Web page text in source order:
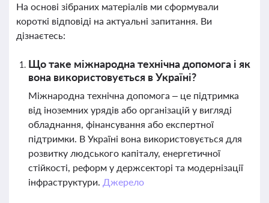
На основі зібраних матеріалів ми сформували
короткі відповіді на актуальні запитання. Ви
дізнаєтесь:
Що таке міжнародна технічна допомога і як
вона використовується в Україні?
Міжнародна технічна допомога – це підтримка
від іноземних урядів або організацій у вигляді
обладнання, фінансування або експертної
підтримки. В Україні вона використовується для
розвитку людського капіталу, енергетичної
стійкості, реформ у держсекторі та модернізації
інфраструктури. Джерело